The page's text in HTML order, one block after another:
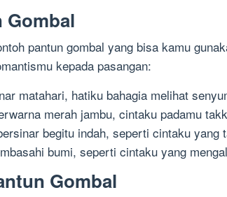
Gombal
pantun gombal yang bisa kamu
kepada pasangan:
matahari, hatiku bahagia melihat
merah jambu, cintaku padamu
begitu indah, seperti cintaku yang
bumi, seperti cintaku yang
Gombal